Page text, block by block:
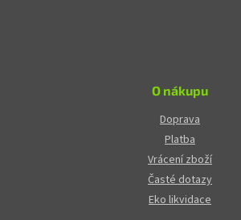
O nákupu
Doprava
Platba
Vrácení zboží
Časté dotazy
Eko likvidace